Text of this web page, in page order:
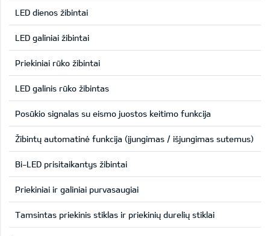
LED dienos žibintai
LED galiniai žibintai
Priekiniai rūko žibintai
LED galinis rūko žibintas
Posūkio signalas su eismo juostos keitimo funkcija
Žibintų automatinė funkcija (įjungimas / išjungimas sutemus)
Bi-LED prisitaikantys žibintai
Priekiniai ir galiniai purvasaugiai
Tamsintas priekinis stiklas ir priekinių durelių stiklai